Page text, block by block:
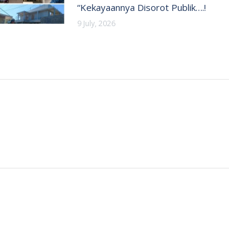
“Kekayaannya Disorot Publik….!
9 July, 2026